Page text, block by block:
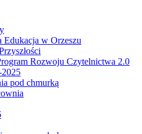
Edukacja w Orzeszu
Rozwoju Czytelnictwa 2.0
2025
pod chmurką